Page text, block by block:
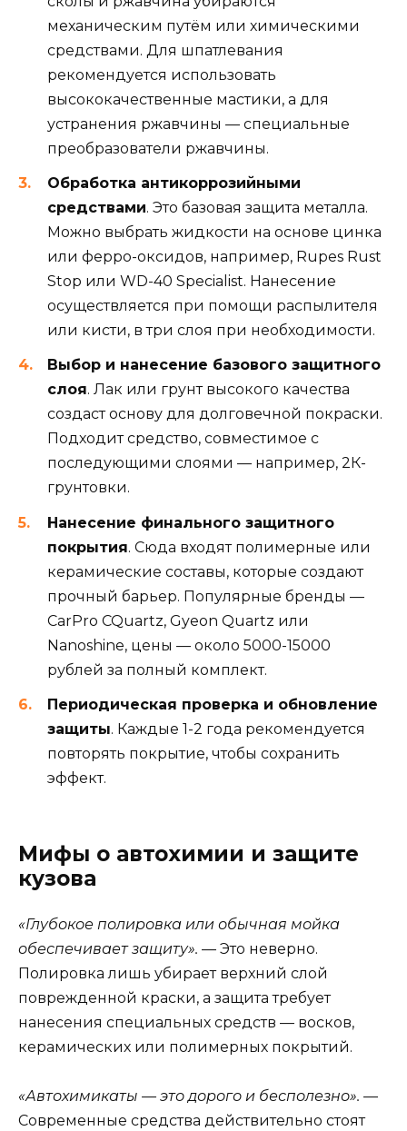
механическим путём или химическими
средствами. Для шпатлевания
рекомендуется использовать
высококачественные мастики, а для
устранения ржавчины — специальные
преобразователи ржавчины.
Обработка антикоррозийными
средствами. Это базовая защита металла.
Можно выбрать жидкости на основе цинка
или ферро-оксидов, например, Rupes Rust
Stop или WD-40 Specialist. Нанесение
осуществляется при помощи распылителя
или кисти, в три слоя при необходимости.
Выбор и нанесение базового защитного
слоя. Лак или грунт высокого качества
создаст основу для долговечной покраски.
Подходит средство, совместимое с
последующими слоями — например, 2К-
грунтовки.
Нанесение финального защитного
покрытия. Сюда входят полимерные или
керамические составы, которые создают
прочный барьер. Популярные бренды —
CarPro CQuartz, Gyeon Quartz или
Nanoshine, цены — около 5000-15000
рублей за полный комплект.
Периодическая проверка и обновление
защиты. Каждые 1-2 года рекомендуется
повторять покрытие, чтобы сохранить
эффект.
Мифы о автохимии и защите
кузова
«Глубокое полировка или обычная мойка
обеспечивает защиту». — Это неверно.
Полировка лишь убирает верхний слой
поврежденной краски, а защита требует
нанесения специальных средств — восков,
керамических или полимерных покрытий.
«Автохимикаты — это дорого и бесполезно». —
Современные средства действительно стоят